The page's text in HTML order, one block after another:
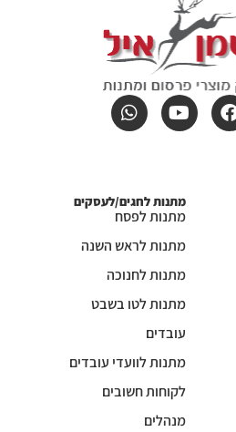
מתנות לחגים/לעסקים
מתנות לפסח
מתנות לראש השנה
מתנות לחנוכה
מתנות לטו בשבט
עובדים
מתנות לוועדי עובדים
לקוחות חשובים
מנהלים